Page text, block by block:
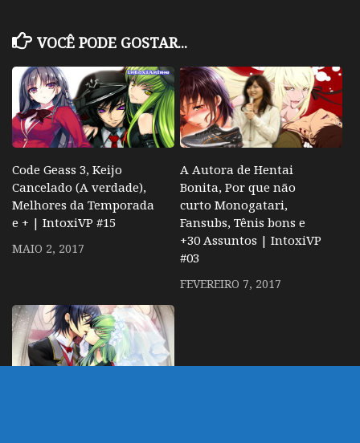
VOCÊ PODE GOSTAR...
Code Geass 3, Keijo
Cancelado (A verdade),
Melhores da Temporada
e + | IntoxiVP #15
MAIO 2, 2017
A Autora de Hentai
Bonita, Por que não
curto Monogatari,
Fansubs, Tênis bons e
+30 Assuntos | IntoxiVP
#03
FEVEREIRO 7, 2017